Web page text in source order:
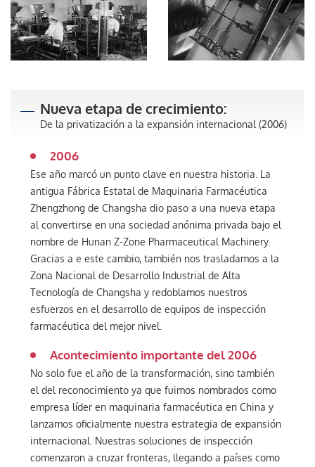
Nueva etapa de crecimiento:
De la privatización a la expansión internacional (2006)
2006
Ese año marcó un punto clave en nuestra historia. La
antigua Fábrica Estatal de Maquinaria Farmacéutica
Zhengzhong de Changsha dio paso a una nueva etapa
al convertirse en una sociedad anónima privada bajo el
nombre de Hunan Z-Zone Pharmaceutical Machinery.
Gracias a e este cambio, también nos trasladamos a la
Zona Nacional de Desarrollo Industrial de Alta
Tecnología de Changsha y redoblamos nuestros
esfuerzos en el desarrollo de equipos de inspección
farmacéutica del mejor nivel.
Acontecimiento importante del 2006
No solo fue el año de la transformación, sino también
el del reconocimiento ya que fuimos nombrados como
empresa líder en maquinaria farmacéutica en China y
lanzamos oficialmente nuestra estrategia de expansión
internacional. Nuestras soluciones de inspección
comenzaron a cruzar fronteras, llegando a países como